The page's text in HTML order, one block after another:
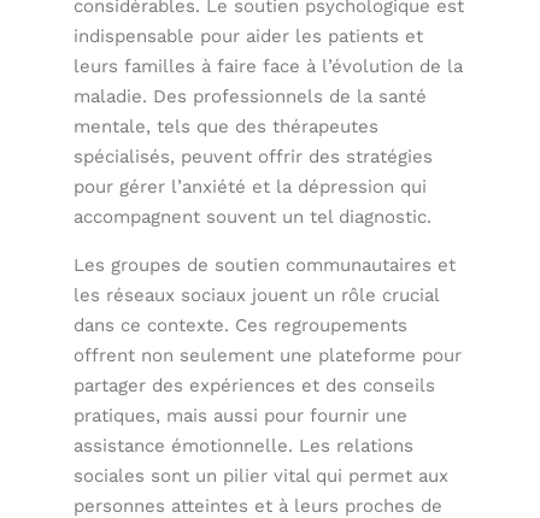
considérables. Le soutien psychologique est
indispensable pour aider les patients et
leurs familles à faire face à l’évolution de la
maladie. Des professionnels de la santé
mentale, tels que des thérapeutes
spécialisés, peuvent offrir des stratégies
pour gérer l’anxiété et la dépression qui
accompagnent souvent un tel diagnostic.
Les groupes de soutien communautaires et
les réseaux sociaux jouent un rôle crucial
dans ce contexte. Ces regroupements
offrent non seulement une plateforme pour
partager des expériences et des conseils
pratiques, mais aussi pour fournir une
assistance émotionnelle. Les relations
sociales sont un pilier vital qui permet aux
personnes atteintes et à leurs proches de